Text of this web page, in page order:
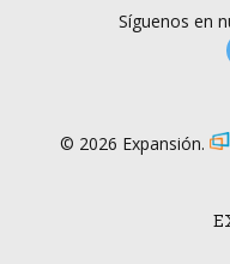
Síguenos en
© 2026 Expansión.